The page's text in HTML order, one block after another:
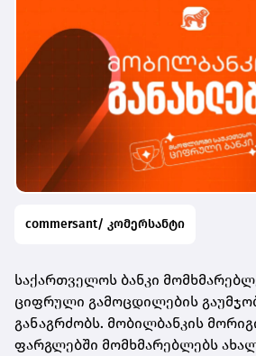
commersant/ კომერსანტი
საქართველოს ბანკი
ციფრული გამოცდილების
განაგრძობს. მობილბანკის
ფარგლებში მომხმარებლებს